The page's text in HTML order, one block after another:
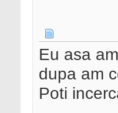
Eu asa
dupa am
Poti